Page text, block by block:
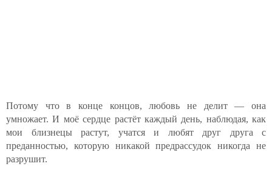
Потому что в конце концов, любовь не делит — она
умножает. И моё сердце растёт каждый день, наблюдая, как
мои близнецы растут, учатся и любят друг друга с
преданностью, которую никакой предрассудок никогда не
разрушит.